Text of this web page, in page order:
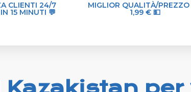
CLIENTI 24/7
15 MINUTI 💬
MIGLIOR QUALITÀ/
1,99 € 💵